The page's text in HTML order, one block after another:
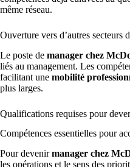
même réseau.
Ouverture vers d’autres secteurs
Le poste de manager chez
liés au management. Les
facilitant une mobilité
plus larges.
Qualifications requises pour
Compétences essentielles pour
Pour devenirmanager chez
les opérations et le sens des